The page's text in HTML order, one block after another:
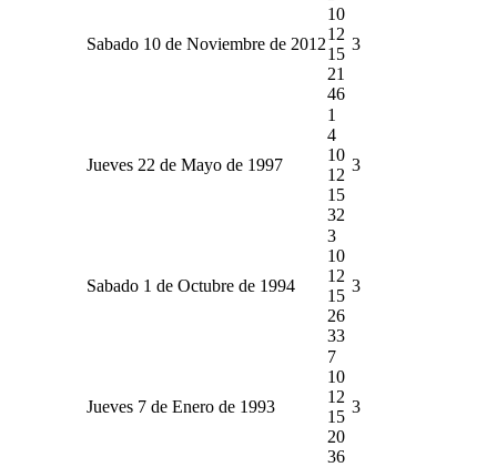
Sabado 10 de Noviembre de 2012
10
12
15
21
46
3
Jueves 22 de Mayo de 1997
1
4
10
12
15
32
3
Sabado 1 de Octubre de 1994
3
10
12
15
26
33
3
Jueves 7 de Enero de 1993
7
10
12
15
20
36
3